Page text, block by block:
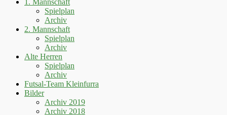
Spielplan
Archiv
2. Mannschaft
Spielplan
Archiv
Alte Herren
Spielplan
Archiv
Futsal-Team Kleinfurra
Bilder
Archiv 2019
Archiv 2018